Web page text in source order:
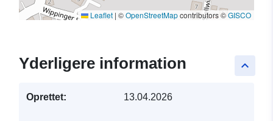
Leaflet | ©OpenStreetMapcontributors ©GISCO
keyboard_arrow_up
Yderligere information
Oprettet: 13.04.2026